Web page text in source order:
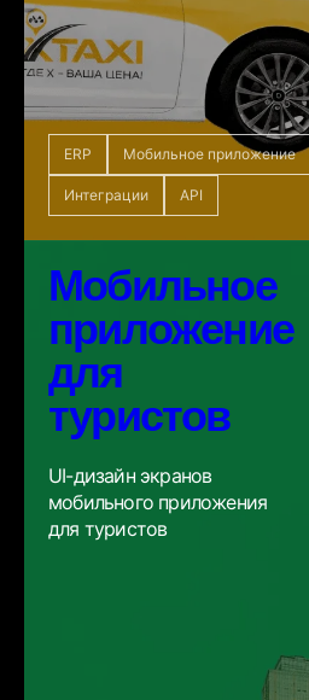
ERP Мобильное приложение
Интеграции API
Мобильное
приложение
для
туристов
UI-дизайн экранов
мобильного приложения
для туристов